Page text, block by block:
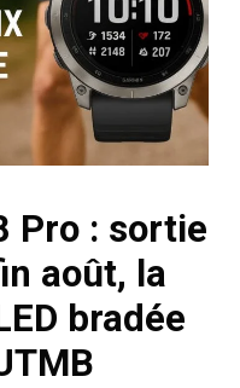
Pro : sortie
août, la
bradée